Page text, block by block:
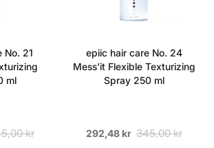
No. 21
ml
kr
epiic hair care No. 24
Mess'it Flexible Texturizing
Spray 250 ml
292,48 kr 345,00 kr